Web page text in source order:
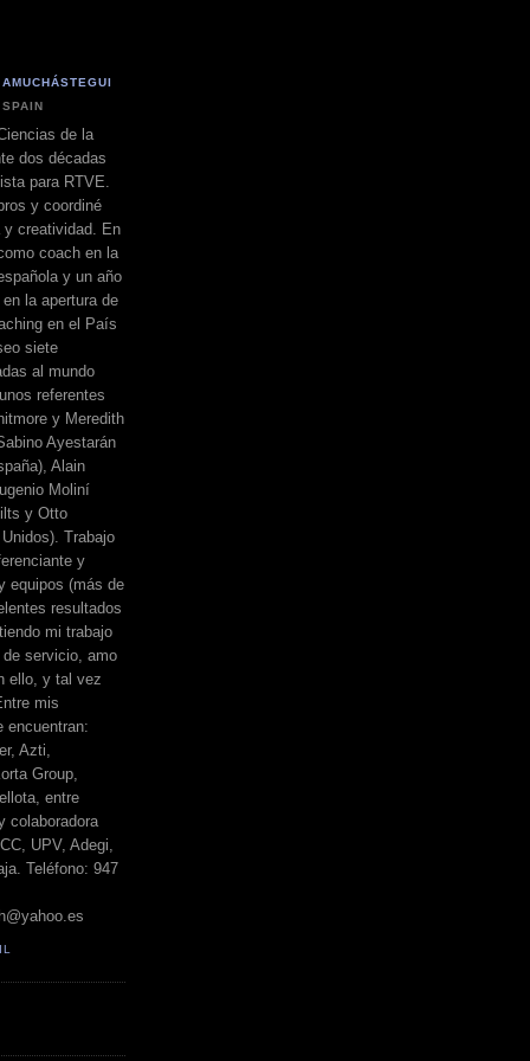
de la
dos décadas
para RTVE.
y coordiné
y creatividad. En
coach en la
y un año
la apertura de
en el País
siete
al mundo
referentes
y Meredith
Ayestarán
Alain
Moliní
y Otto
Trabajo
y
equipos (más de
resultados
mi trabajo
servicio, amo
ello, y tal vez
mis
encuentran:
Azti,
Group,
entre
colaboradora
UPV, Adegi,
Teléfono: 947